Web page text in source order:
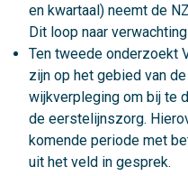
en kwartaal) neemt de
Dit loop naar
Ten tweede onderzoekt
zijn op het gebied van
wijkverpleging om bij te
de eerstelijnszorg.
komende periode met
uit het veld in gesprek.